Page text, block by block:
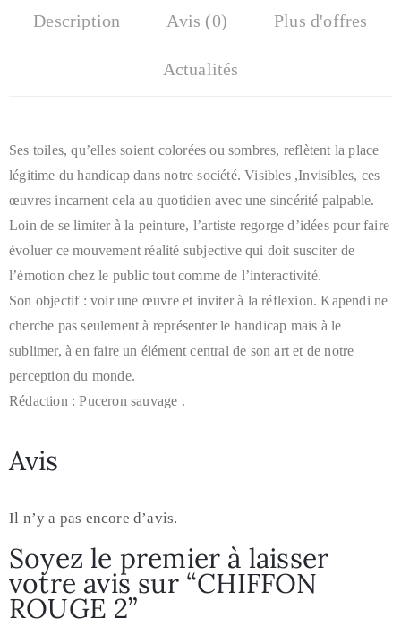
Description Avis (0) Plus d'offres
Actualités
Ses toiles, qu’elles soient colorées ou sombres, reflètent la place
légitime du handicap dans notre société. Visibles ,Invisibles, ces
œuvres incarnent cela au quotidien avec une sincérité palpable.
Loin de se limiter à la peinture, l’artiste regorge d’idées pour faire
évoluer ce mouvement réalité subjective qui doit susciter de
l’émotion chez le public tout comme de l’interactivité.
Son objectif : voir une œuvre et inviter à la réflexion. Kapendi ne
cherche pas seulement à représenter le handicap mais à le
sublimer, à en faire un élément central de son art et de notre
perception du monde.
Rédaction : Puceron sauvage .
Avis
Il n’y a pas encore d’avis.
Soyez le premier à laisser
votre avis sur “CHIFFON
ROUGE 2”